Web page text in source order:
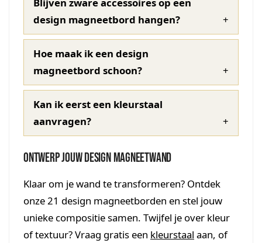
design magneetbord hangen?
Hoe maak ik een design
magneetbord schoon?
Kan ik eerst een kleurstaal
aanvragen?
Ontwerp jouw design magneetwand
Klaar om je wand te transformeren? Ontdek
onze 21 design magneetborden en stel jouw
unieke compositie samen. Twijfel je over kleur
of textuur? Vraag gratis een kleurstaal aan, of